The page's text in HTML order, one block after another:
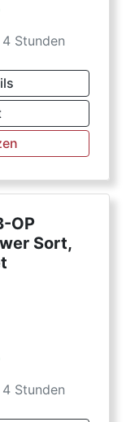
Stunden
OP
Sort,
Stunden